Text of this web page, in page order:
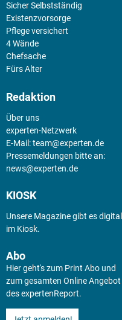
Sicher Selbstständig
Existenz­vorsorge
Pflege versichert
4 Wände
Chefsache
Fürs Alter
Redaktion
Über uns
experten-Netzwerk
E-Mail:team@experten.de
Pressemeldungen bitte an:
news@experten.de
KIOSK
Unsere Magazine gibt es digital
im Kiosk.
Abo
Hier geht's zum Print Abo und
zum gesamten Online Angebot
des expertenReport.